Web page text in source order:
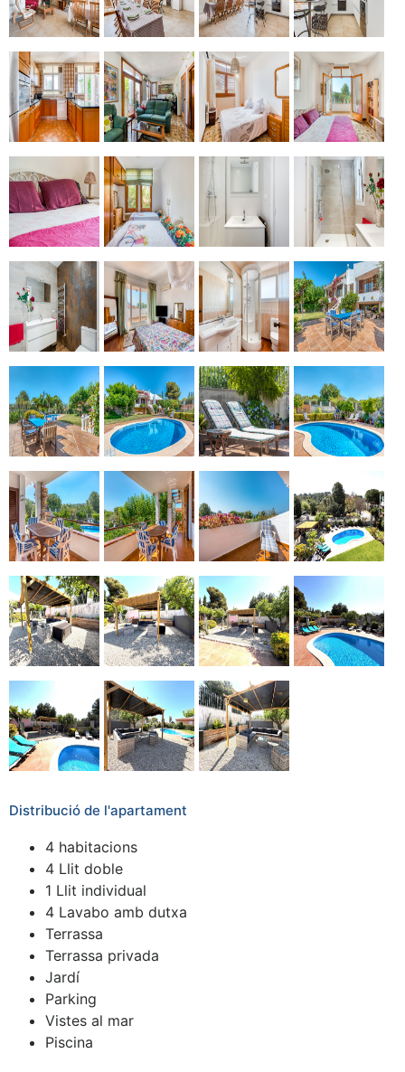
Distribució de l'apartament
4 habitacions
4 Llit doble
1 Llit individual
4 Lavabo amb dutxa
Terrassa
Terrassa privada
Jardí
Parking
Vistes al mar
Piscina